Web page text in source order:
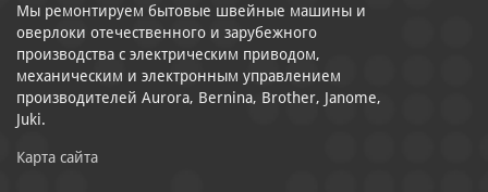
Мы ремонтируем бытовые швейные машины и
оверлоки отечественного и зарубежного
производства с электрическим приводом,
механическим и электронным управлением
производителей Aurora, Bernina, Brother, Janome,
Juki.
Карта сайта